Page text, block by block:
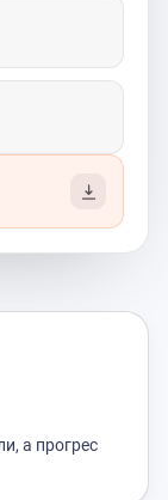
а прогрес